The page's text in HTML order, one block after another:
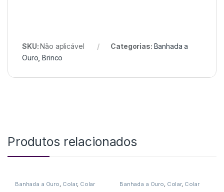
SKU:Não aplicável Categorias: Banhada a
Ouro ,Brinco
Produtos relacionados
Banhada a Ouro, Colar, Colar Banhada a Ouro, Colar, Colar